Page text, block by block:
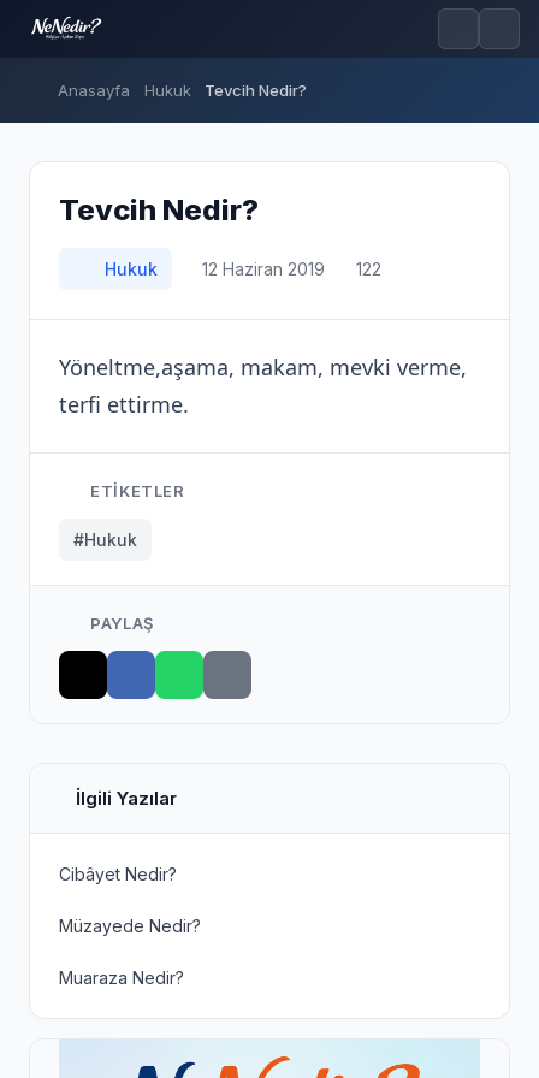
Anasayfa Hukuk Tevcih Nedir?
Tevcih Nedir?
Hukuk 12 Haziran 2019 122
Yöneltme,aşama, makam, mevki verme,
terfi ettirme.
ETIKETLER
#Hukuk
PAYLAŞ
İlgili Yazılar
Cibâyet Nedir?
Müzayede Nedir?
Muaraza Nedir?